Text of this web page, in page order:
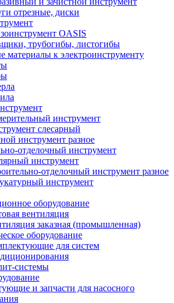
отрезные, диски
OASIS
трубогибы, листогибы
материалы к электроинструменту
инструмент
слесарный
инструмент разное
отделочный инструмент
инструмент
отделочный инструмент разное
инструмент
оборудование
вентиляция
заказная (промышленная)
оборудование
для систем
системы
и запчасти для насосного